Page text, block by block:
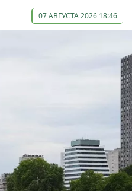
07 АВГУСТА 2026 18:46